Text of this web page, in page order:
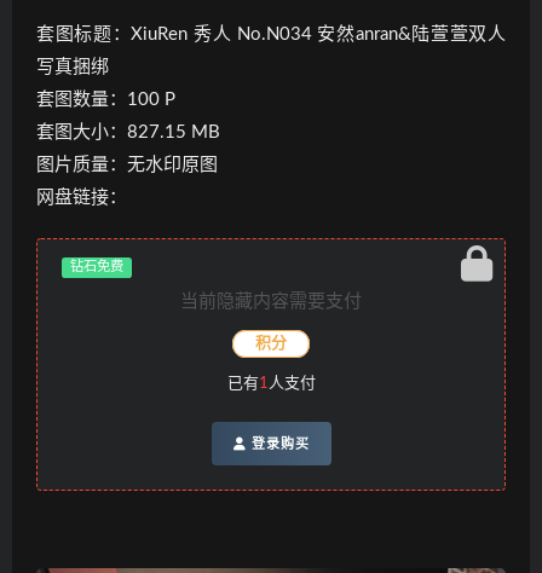
套图标题：XiuRen 秀人 No.N034 安然anran&陆萱萱双人
写真捆绑
套图数量：100 P
套图大小：827.15 MB
图片质量：无水印原图
网盘链接：
钻石免费
当前隐藏内容需要支付
积分
已有1人支付
登录购买